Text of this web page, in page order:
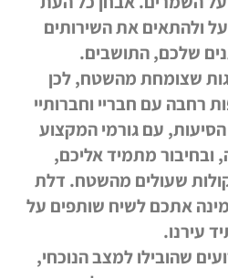
ולהתאים את השירותים
שלכם, התושבים.
שצומחת מהשטח, לכן
רחבה עם חבריי וחברותיי
עם גורמי המקצוע
ובחיבור מתמיד אליכם,
שעולים מהשטח. דלת
אתכם לשיח שותפים על
עירנו.
שהובילו למצב הנוכחי,